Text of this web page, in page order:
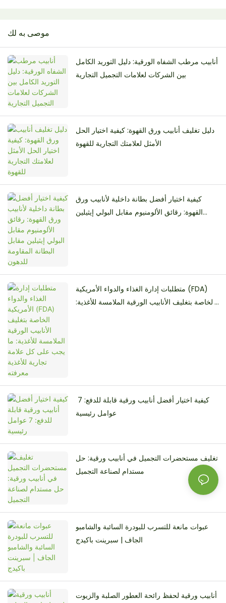
موصى به لك
أنابيب مرطب الشفاه الورقية: دليل التوريد الكامل
بين الشركات لعلامات التجميل التجارية
دليل تغليف أنابيب ورق القهوة: كيفية اختيار الحل
الأمثل لعلامتك التجارية للقهوة
كيفية اختيار أفضل بطانة داخلية لأنابيب ورق
القهوة: رقائق الألومنيوم مقابل البولي إيثيلين
متطلبات إدارة الغذاء والدواء الأمريكية (FDA)
الخاصة بتغليف الأنابيب الورقية الملامسة للأغذية:
عوامل رئيسية
تغليف مستحضرات التجميل في أنابيب ورقية: حل
مستدام لصناعة التجميل
عبوات مانعة للتسرب للبودرة السائبة والشامبو
الجاف | سبرينت باكيدج
أنابيب ورقية لحفظ رائحة العطور الصلبة والزيوت